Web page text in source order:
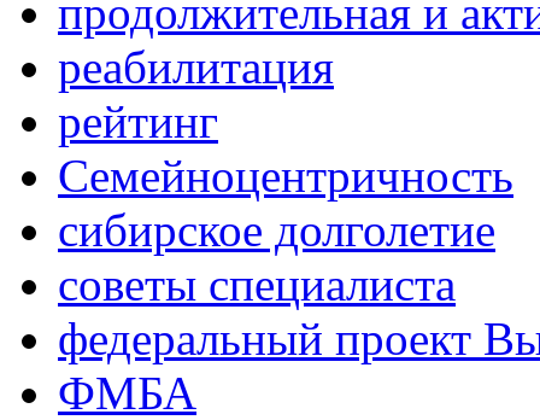
продолжительная и
реабилитация
рейтинг
Семейноцентричность
сибирское долголетие
советы специалиста
федеральный проект
ФМБА